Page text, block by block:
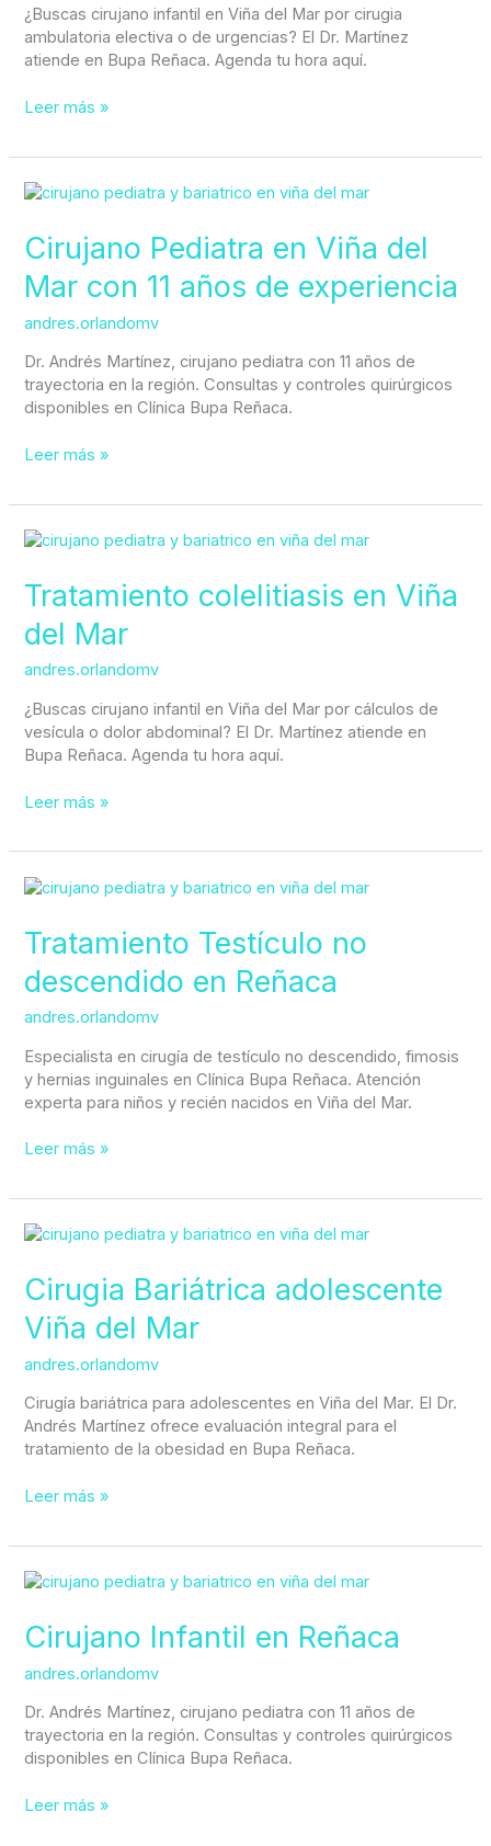
¿Buscas cirujano infantil en Viña del Mar por cirugia
ambulatoria electiva o de urgencias? El Dr. Martínez
atiende en Bupa Reñaca. Agenda tu hora aquí.
Leer más »
Cirujano Pediatra en Viña del
Mar con 11 años de experiencia
andres.orlandomv
Dr. Andrés Martínez, cirujano pediatra con 11 años de
trayectoria en la región. Consultas y controles quirúrgicos
disponibles en Clínica Bupa Reñaca.
Cirujano
en
Viña
del
con
11
años
de
experiencia
Leer más »
Tratamiento colelitiasis en Viña
del Mar
andres.orlandomv
¿Buscas cirujano infantil en Viña del Mar por cálculos de
vesícula o dolor abdominal? El Dr. Martínez atiende en
Bupa Reñaca. Agenda tu hora aquí.
Tratamiento
en
Viña
del
Leer más »
Tratamiento Testículo no
descendido en Reñaca
andres.orlandomv
Especialista en cirugía de testículo no descendido, fimosis
y hernias inguinales en Clínica Bupa Reñaca. Atención
experta para niños y recién nacidos en Viña del Mar.
Tratamiento
no
descendido
en
Leer más »
Cirugia Bariátrica adolescente
Viña del Mar
andres.orlandomv
Cirugía bariátrica para adolescentes en Viña del Mar. El Dr.
Andrés Martínez ofrece evaluación integral para el
tratamiento de la obesidad en Bupa Reñaca.
Cirugia
adolescente
Viña
del
Leer más »
Cirujano Infantil en Reñaca
andres.orlandomv
Dr. Andrés Martínez, cirujano pediatra con 11 años de
trayectoria en la región. Consultas y controles quirúrgicos
disponibles en Clínica Bupa Reñaca.
Cirujano
en
Reñaca
Leer más »